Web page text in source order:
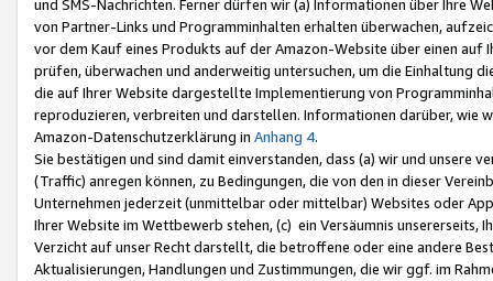
und SMS-Nachrichten. Ferner dürfen wir (a) Informationen über Ihre
von Partner-Links und Programminhalten erhalten überwachen,
vor dem Kauf eines Produkts auf der Amazon-Website über einen
prüfen, überwachen und anderweitig untersuchen, um die Einhaltung
die auf Ihrer Website dargestellte Implementierung von
reproduzieren, verbreiten und darstellen. Informationen darüber, wie
Amazon-Datenschutzerklärung in Anhang 4.
Sie bestätigen und sind damit einverstanden, dass (a) wir und
(Traffic) anregen können, zu Bedingungen, die von den in dieser
Unternehmen jederzeit (unmittelbar oder mittelbar) Websites oder
Ihrer Website im Wettbewerb stehen, (c) ein Versäumnis unsererseits,
Verzicht auf unser Recht darstellt, die betroffene oder eine andere
Aktualisierungen, Handlungen und Zustimmungen, die wir ggf. im